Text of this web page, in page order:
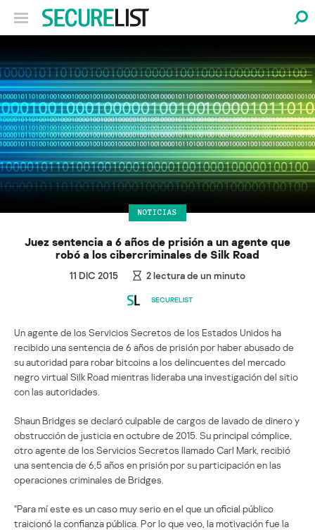
NOTICIAS
Juez sentencia a 6 años de prisión a un agente que
robó a los cibercriminales de Silk Road
11 DIC 2015 2lectura de un minuto
SECURELIST
Un agente de los Servicios Secretos de los Estados Unidos ha
recibido una sentencia de 6 años de prisión por haber abusado de
su autoridad para robar bitcoins a los delincuentes del mercado
negro virtual Silk Road mientras lideraba una investigación del sitio
con las autoridades.
Shaun Bridges se declaró culpable de cargos de lavado de dinero y
obstrucción de justicia en octubre de 2015. Su principal cómplice,
otro agente de los Servicios Secretos llamado Carl Mark, recibió
una sentencia de 6,5 años en prisión por su participación en las
operaciones criminales de Bridges.
“Para mí este es un caso muy serio en el que un oficial público
traicionó la confianza pública. Por lo que veo, la motivación fue la